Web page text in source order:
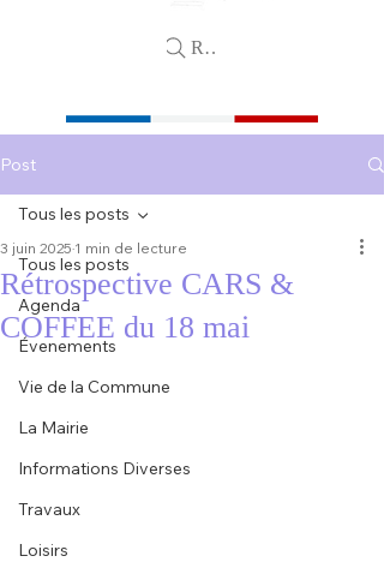
Rechercher
Post
Tous les posts
Agenda
Évenements
Vie de la Commune
La Mairie
Informations Diverses
Travaux
Loisirs
Tous les posts
Rétrospective CARS &
COFFEE du 18 mai
3 juin 2025 1 min de lecture